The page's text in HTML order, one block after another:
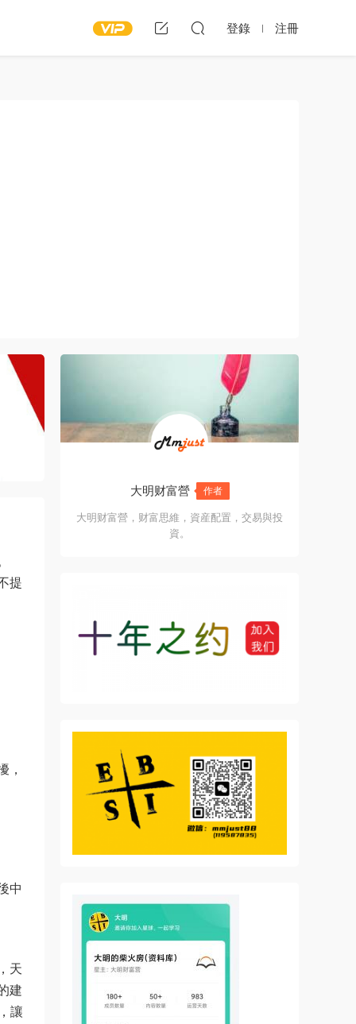
登錄 注冊
提
，
中
天
建
讓
大明财富營 作者
大明财富營，财富思維，資産配置，交易與投
資。